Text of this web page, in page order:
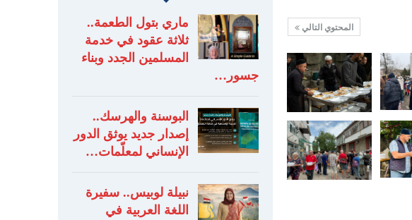
المحتوي التالي
ماري بتول الطعمة..
ثلاثة عقود في خدمة
المسلمين الجدد وبناء
جسور…
البوسنة والهرسك..
إصدار جديد يوثق الدور
الإنساني لمعلّمات…
نبيلة لوبيس.. سفيرة
اللغة العربية في